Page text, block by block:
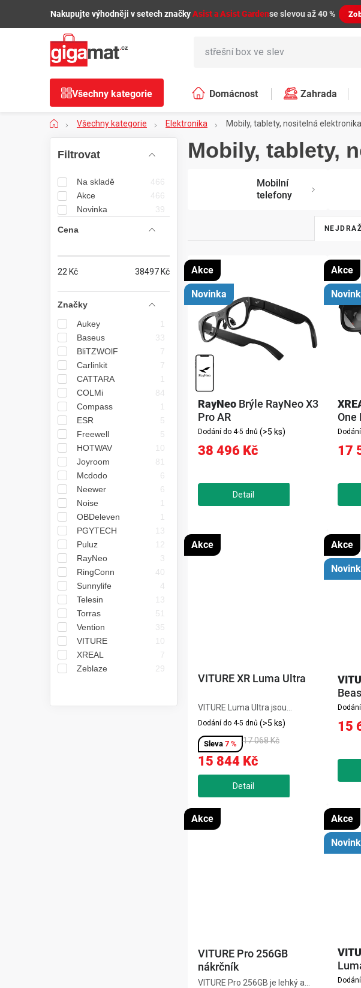
🌿Nakupujte výhodněji v setech značkyAsist a Asist Gardense slevou až 40 %
Všechny kategorie Domácnost Zahrada
DomůVšechny kategorie Elektronika Mobily, tablety, nositelná elektronika
P
s
a
n
p
a
n
e
Na skladě
466
Akce
466
Novinka
39
Cena
22 Kč 38497Kč
Značky
Aukey
Baseus
33
BliTZWOlF
7
Carlinkit
7
CATTARA
COLMi
84
Compass
ESR
5
Freewell
5
HOTWAV
10
Joyroom
81
Mcdodo
6
Neewer
6
Noise
OBDeleven
PGYTECH
13
Puluz
12
RayNeo
3
RingConn
40
Sunnylife
4
Telesin
13
Torras
51
Vention
35
VITURE
10
XREAL
7
Zeblaze
29
Mobily, tablety,
Mobilní
telefony
Ř
í
o
V
ý
p
s
ů
RayNeo Brýle RayNeo X3
Pro AR
Akce
Novinka
Dodání do 4-5 dnů (>5 ks)
38 496 Kč
One
Akce
17
VITURE XR Luma Ultra
Akce
Dodání do 4-5 dnů (>5 ks)
7 %
15 844 Kč
17 068 Kč
VITURE Luma Ultra jsou
prémiové brýle XR s panely
SONY Micro-OLED, které
zobrazují virtuální obrazovku až
152" s rozlišením 1200p a jasem
1250 nitů. Vestavěný systém
HARMAN...
Akce
15
VITURE Pro 256GB
nákrčník
Akce
VITURE Pro 256GB je lehký a
Akce